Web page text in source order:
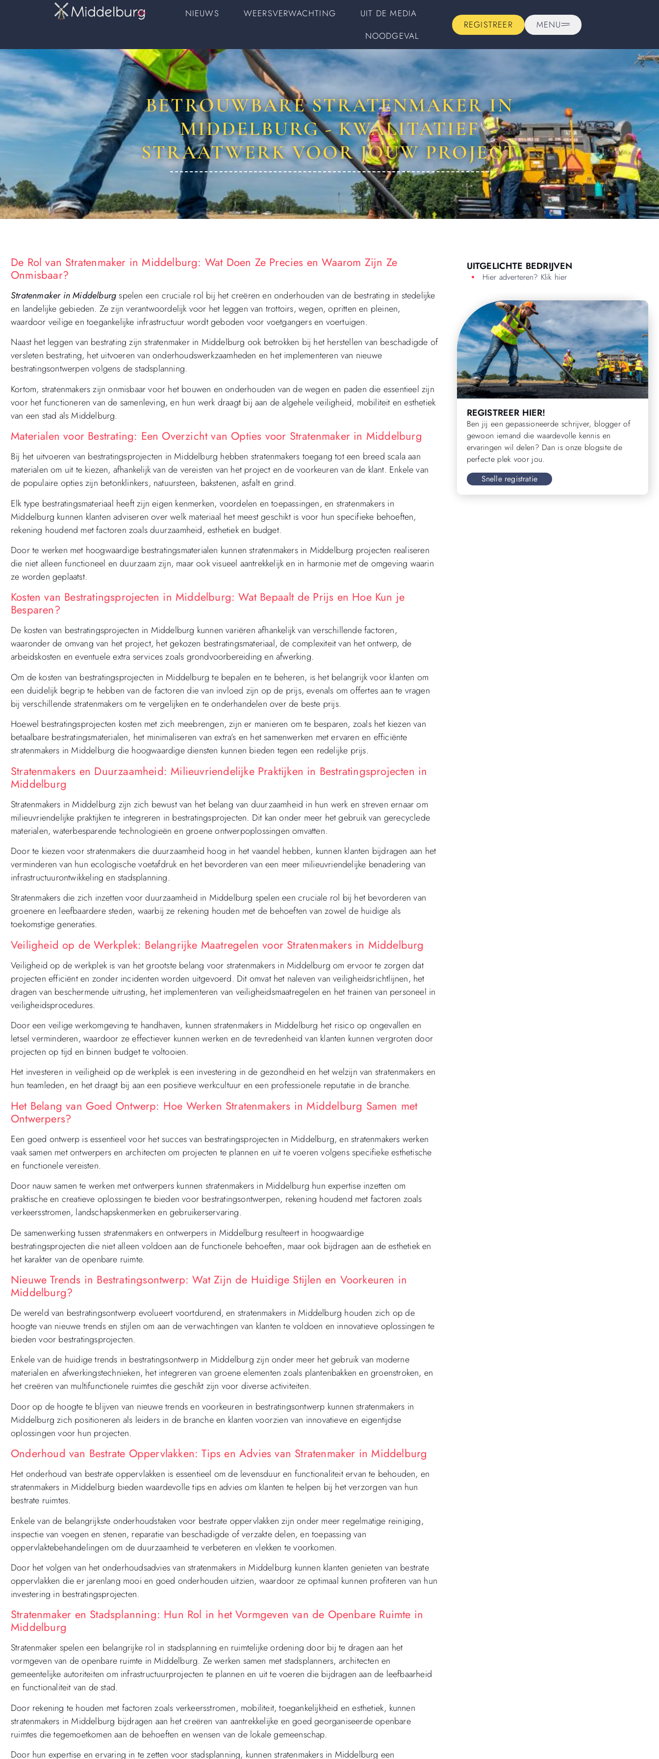
NIEUWS WEERSVERWACHTING
UIT DE MEDIA
NOODGEVAL
REGISTREER MENU
BETROUWBARE STRATENMAKER IN
MIDDELBURG - KWALITATIEF
STRAATWERK VOOR JOUW PROJECT
De Rol van Stratenmaker in Middelburg: Wat Doen Ze Precies en Waarom Zijn Ze
Onmisbaar?
Stratenmaker in Middelburgspelen een cruciale rol bij het creëren en onderhouden van de bestrating in stedelijke
en landelijke gebieden. Ze zijn verantwoordelijk voor het leggen van trottoirs, wegen, opritten en pleinen,
waardoor veilige en toegankelijke infrastructuur wordt geboden voor voetgangers en voertuigen.
Naast het leggen van bestrating zijn stratenmaker in Middelburg ook betrokken bij het herstellen van beschadigde of
versleten bestrating, het uitvoeren van onderhoudswerkzaamheden en het implementeren van nieuwe
bestratingsontwerpen volgens de stadsplanning.
Kortom, stratenmakers zijn onmisbaar voor het bouwen en onderhouden van de wegen en paden die essentieel zijn
voor het functioneren van de samenleving, en hun werk draagt bij aan de algehele veiligheid, mobiliteit en esthetiek
van een stad als Middelburg.
Materialen voor Bestrating: Een Overzicht van Opties voor Stratenmaker in Middelburg
Bij het uitvoeren van bestratingsprojecten in Middelburg hebben stratenmakers toegang tot een breed scala aan
materialen om uit te kiezen, afhankelijk van de vereisten van het project en de voorkeuren van de klant. Enkele van
de populaire opties zijn betonklinkers, natuursteen, bakstenen, asfalt en grind.
Elk type bestratingsmateriaal heeft zijn eigen kenmerken, voordelen en toepassingen, en stratenmakers in
Middelburg kunnen klanten adviseren over welk materiaal het meest geschikt is voor hun specifieke behoeften,
rekening houdend met factoren zoals duurzaamheid, esthetiek en budget.
Door te werken met hoogwaardige bestratingsmaterialen kunnen stratenmakers in Middelburg projecten realiseren
die niet alleen functioneel en duurzaam zijn, maar ook visueel aantrekkelijk en in harmonie met de omgeving waarin
ze worden geplaatst.
Kosten van Bestratingsprojecten in Middelburg: Wat Bepaalt de Prijs en Hoe Kun je
Besparen?
De kosten van bestratingsprojecten in Middelburg kunnen variëren afhankelijk van verschillende factoren,
waaronder de omvang van het project, het gekozen bestratingsmateriaal, de complexiteit van het ontwerp, de
arbeidskosten en eventuele extra services zoals grondvoorbereiding en afwerking.
Om de kosten van bestratingsprojecten in Middelburg te bepalen en te beheren, is het belangrijk voor klanten om
een duidelijk begrip te hebben van de factoren die van invloed zijn op de prijs, evenals om offertes aan te vragen
bij verschillende stratenmakers om te vergelijken en te onderhandelen over de beste prijs.
Hoewel bestratingsprojecten kosten met zich meebrengen, zijn er manieren om te besparen, zoals het kiezen van
betaalbare bestratingsmaterialen, het minimaliseren van extra’s en het samenwerken met ervaren en efficiënte
stratenmakers in Middelburg die hoogwaardige diensten kunnen bieden tegen een redelijke prijs.
Stratenmakers en Duurzaamheid: Milieuvriendelijke Praktijken in Bestratingsprojecten in
Middelburg
Stratenmakers in Middelburg zijn zich bewust van het belang van duurzaamheid in hun werk en streven ernaar om
milieuvriendelijke praktijken te integreren in bestratingsprojecten. Dit kan onder meer het gebruik van gerecyclede
materialen, waterbesparende technologieën en groene ontwerpoplossingen omvatten.
Door te kiezen voor stratenmakers die duurzaamheid hoog in het vaandel hebben, kunnen klanten bijdragen aan het
verminderen van hun ecologische voetafdruk en het bevorderen van een meer milieuvriendelijke benadering van
infrastructuurontwikkeling en stadsplanning.
Stratenmakers die zich inzetten voor duurzaamheid in Middelburg spelen een cruciale rol bij het bevorderen van
groenere en leefbaardere steden, waarbij ze rekening houden met de behoeften van zowel de huidige als
toekomstige generaties.
Veiligheid op de Werkplek: Belangrijke Maatregelen voor Stratenmakers in Middelburg
Veiligheid op de werkplek is van het grootste belang voor stratenmakers in Middelburg om ervoor te zorgen dat
projecten efficiënt en zonder incidenten worden uitgevoerd. Dit omvat het naleven van veiligheidsrichtlijnen, het
dragen van beschermende uitrusting, het implementeren van veiligheidsmaatregelen en het trainen van personeel in
veiligheidsprocedures.
Door een veilige werkomgeving te handhaven, kunnen stratenmakers in Middelburg het risico op ongevallen en
letsel verminderen, waardoor ze effectiever kunnen werken en de tevredenheid van klanten kunnen vergroten door
projecten op tijd en binnen budget te voltooien.
Het investeren in veiligheid op de werkplek is een investering in de gezondheid en het welzijn van stratenmakers en
hun teamleden, en het draagt bij aan een positieve werkcultuur en een professionele reputatie in de branche.
Het Belang van Goed Ontwerp: Hoe Werken Stratenmakers in Middelburg Samen met
Ontwerpers?
Een goed ontwerp is essentieel voor het succes van bestratingsprojecten in Middelburg, en stratenmakers werken
vaak samen met ontwerpers en architecten om projecten te plannen en uit te voeren volgens specifieke esthetische
en functionele vereisten.
Door nauw samen te werken met ontwerpers kunnen stratenmakers in Middelburg hun expertise inzetten om
praktische en creatieve oplossingen te bieden voor bestratingsontwerpen, rekening houdend met factoren zoals
verkeersstromen, landschapskenmerken en gebruikerservaring.
De samenwerking tussen stratenmakers en ontwerpers in Middelburg resulteert in hoogwaardige
bestratingsprojecten die niet alleen voldoen aan de functionele behoeften, maar ook bijdragen aan de esthetiek en
het karakter van de openbare ruimte.
Nieuwe Trends in Bestratingsontwerp: Wat Zijn de Huidige Stijlen en Voorkeuren in
Middelburg?
De wereld van bestratingsontwerp evolueert voortdurend, en stratenmakers in Middelburg houden zich op de
hoogte van nieuwe trends en stijlen om aan de verwachtingen van klanten te voldoen en innovatieve oplossingen te
bieden voor bestratingsprojecten.
Enkele van de huidige trends in bestratingsontwerp in Middelburg zijn onder meer het gebruik van moderne
materialen en afwerkingstechnieken, het integreren van groene elementen zoals plantenbakken en groenstroken, en
het creëren van multifunctionele ruimtes die geschikt zijn voor diverse activiteiten.
Door op de hoogte te blijven van nieuwe trends en voorkeuren in bestratingsontwerp kunnen stratenmakers in
Middelburg zich positioneren als leiders in de branche en klanten voorzien van innovatieve en eigentijdse
oplossingen voor hun projecten.
Onderhoud van Bestrate Oppervlakken: Tips en Advies van Stratenmaker in Middelburg
Het onderhoud van bestrate oppervlakken is essentieel om de levensduur en functionaliteit ervan te behouden, en
stratenmakers in Middelburg bieden waardevolle tips en advies om klanten te helpen bij het verzorgen van hun
bestrate ruimtes.
Enkele van de belangrijkste onderhoudstaken voor bestrate oppervlakken zijn onder meer regelmatige reiniging,
inspectie van voegen en stenen, reparatie van beschadigde of verzakte delen, en toepassing van
oppervlaktebehandelingen om de duurzaamheid te verbeteren en vlekken te voorkomen.
Door het volgen van het onderhoudsadvies van stratenmakers in Middelburg kunnen klanten genieten van bestrate
oppervlakken die er jarenlang mooi en goed onderhouden uitzien, waardoor ze optimaal kunnen profiteren van hun
investering in bestratingsprojecten.
Stratenmaker en Stadsplanning: Hun Rol in het Vormgeven van de Openbare Ruimte in
Middelburg
Stratenmaker spelen een belangrijke rol in stadsplanning en ruimtelijke ordening door bij te dragen aan het
vormgeven van de openbare ruimte in Middelburg. Ze werken samen met stadsplanners, architecten en
gemeentelijke autoriteiten om infrastructuurprojecten te plannen en uit te voeren die bijdragen aan de leefbaarheid
en functionaliteit van de stad.
Door rekening te houden met factoren zoals verkeersstromen, mobiliteit, toegankelijkheid en esthetiek, kunnen
stratenmakers in Middelburg bijdragen aan het creëren van aantrekkelijke en goed georganiseerde openbare
ruimtes die tegemoetkomen aan de behoeften en wensen van de lokale gemeenschap.
Door hun expertise en ervaring in te zetten voor stadsplanning, kunnen stratenmakers in Middelburg een
UITGELICHTE BEDRIJVEN
Hier adverteren? Klik hier
REGISTREER HIER!
Ben jij een gepassioneerde schrijver, blogger of
gewoon iemand die waardevolle kennis en
ervaringen wil delen? Dan is onze blogsite de
perfecte plek voor jou.
Snelle registratie